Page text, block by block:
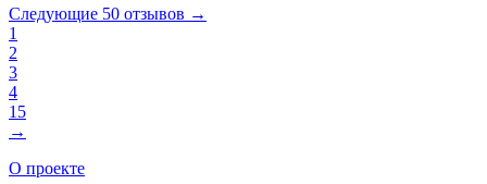
Следующие 50 отзывов →
1
2
3
4
15
→
О проекте